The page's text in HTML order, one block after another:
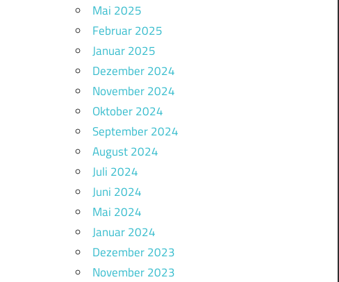
Mai 2025
Februar 2025
Januar 2025
Dezember 2024
November 2024
Oktober 2024
September 2024
August 2024
Juli 2024
Juni 2024
Mai 2024
Januar 2024
Dezember 2023
November 2023